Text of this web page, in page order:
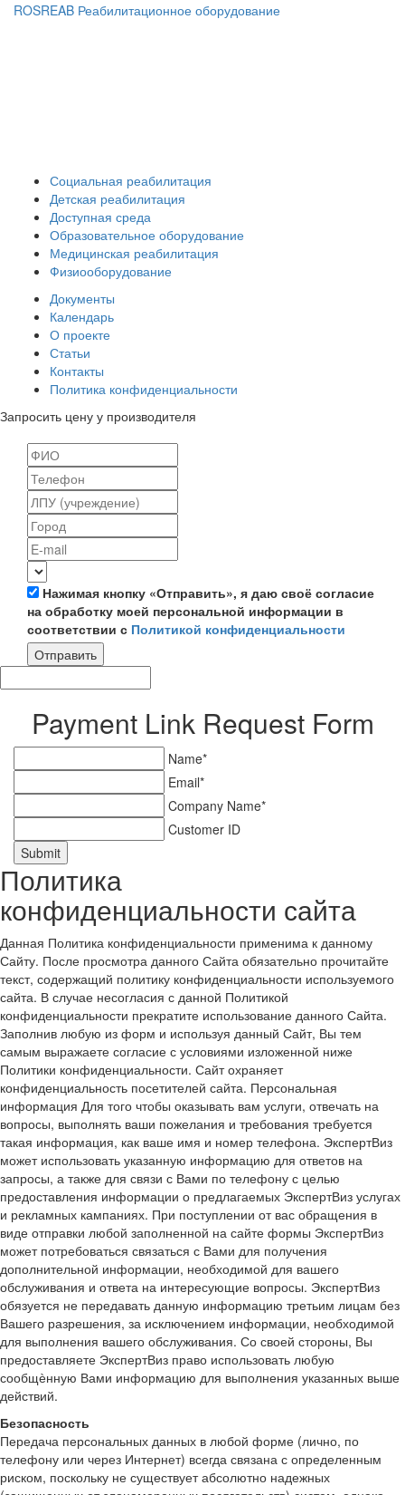
ROSREAB Реабилитационное оборудование
Социальная реабилитация
Детская реабилитация
Доступная среда
Образовательное оборудование
Медицинская реабилитация
Физиооборудование
Документы
Календарь
О проекте
Статьи
Контакты
Политика конфиденциальности
Запросить цену у производителя
Нажимая кнопку «Отправить», я даю своё согласие
на обработку моей персональной информации в
соответствии с Политикой конфиденциальности
Отправить
Payment Link Request Form
Name*
Email*
Company Name*
Customer ID
Submit
Политика
конфиденциальности сайта
Данная Политика конфиденциальности применима к данному
Сайту. После просмотра данного Сайта обязательно прочитайте
текст, содержащий политику конфиденциальности используемого
сайта. В случае несогласия с данной Политикой
конфиденциальности прекратите использование данного Сайта.
Заполнив любую из форм и используя данный Сайт, Вы тем
самым выражаете согласие с условиями изложенной ниже
Политики конфиденциальности. Сайт охраняет
конфиденциальность посетителей сайта. Персональная
информация Для того чтобы оказывать вам услуги, отвечать на
вопросы, выполнять ваши пожелания и требования требуется
такая информация, как ваше имя и номер телефона. ЭкспертВиз
может использовать указанную информацию для ответов на
запросы, а также для связи с Вами по телефону с целью
предоставления информации о предлагаемых ЭкспертВиз услугах
и рекламных кампаниях. При поступлении от вас обращения в
виде отправки любой заполненной на сайте формы ЭкспертВиз
может потребоваться связаться с Вами для получения
дополнительной информации, необходимой для вашего
обслуживания и ответа на интересующие вопросы. ЭкспертВиз
обязуется не передавать данную информацию третьим лицам без
Вашего разрешения, за исключением информации, необходимой
для выполнения вашего обслуживания. Со своей стороны, Вы
предоставляете ЭкспертВиз право использовать любую
сообщѐнную Вами информацию для выполнения указанных выше
действий.
Безопасность
Передача персональных данных в любой форме (лично, по
телефону или через Интернет) всегда связана с определенным
риском, поскольку не существует абсолютно надежных